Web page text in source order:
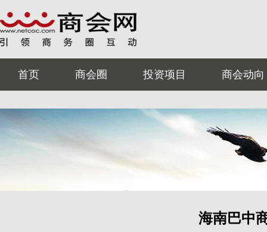
首页 商会圈 投资项目 商会动向
海南巴中